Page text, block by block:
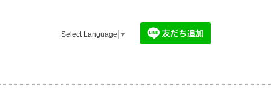
Select Language ▼